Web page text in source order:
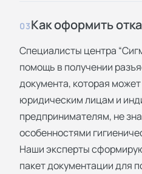
03Как оформить
Специалисты центра
помощь в получении
документа, которая
юридическим лицам и
предпринимателям, не
особенностями
Наши эксперты
пакет документации для